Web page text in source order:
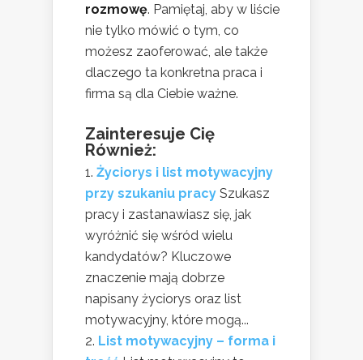
rozmowę. Pamiętaj, aby w liście
nie tylko mówić o tym, co
możesz zaoferować, ale także
dlaczego ta konkretna praca i
firma są dla Ciebie ważne.
Zainteresuje Cię
Również:
Życiorys i list motywacyjny
przy szukaniu pracy Szukasz
pracy i zastanawiasz się, jak
wyróżnić się wśród wielu
kandydatów? Kluczowe
znaczenie mają dobrze
napisany życiorys oraz list
motywacyjny, które mogą...
List motywacyjny – forma i